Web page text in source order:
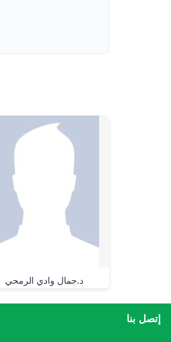
د.جمال وادي الرمحي
إتصل بنا